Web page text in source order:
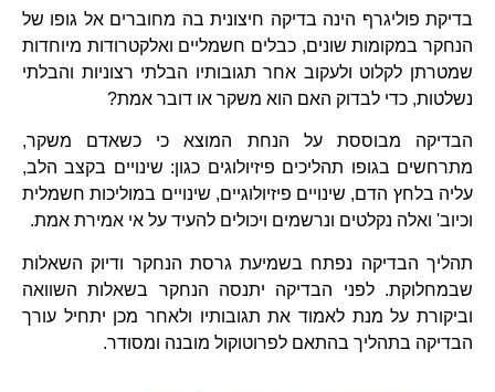
בדיקת פוליגרף הינה בדיקה חיצונית בה מחוברים אל גופו של
הנחקר במקומות שונים, כבלים חשמליים ואלקטרודות מיוחדות
שמטרתן לקלוט ולעקוב אחר תגובותיו הבלתי רצוניות והבלתי
נשלטות, כדי לבדוק האם הוא משקר או דובר אמת?
הבדיקה מבוססת על הנחת המוצא כי כשאדם משקר,
מתרחשים בגופו תהליכים פיזיולוגים כגון: שינויים בקצב הלב,
עליה בלחץ הדם, שינויים פיזיולוגיים, שינויים במוליכות חשמלית
וכיוב' ואלה נקלטים ונרשמים ויכולים להעיד על אי אמירת אמת.
תהליך הבדיקה נפתח בשמיעת גרסת הנחקר ודיוק השאלות
שבמחלוקת. לפני הבדיקה יתנסה הנחקר בשאלות השוואה
וביקורת על מנת לאמוד את תגובותיו ולאחר מכן יתחיל עורך
הבדיקה בתהליך בהתאם לפרוטוקול מובנה ומסודר.